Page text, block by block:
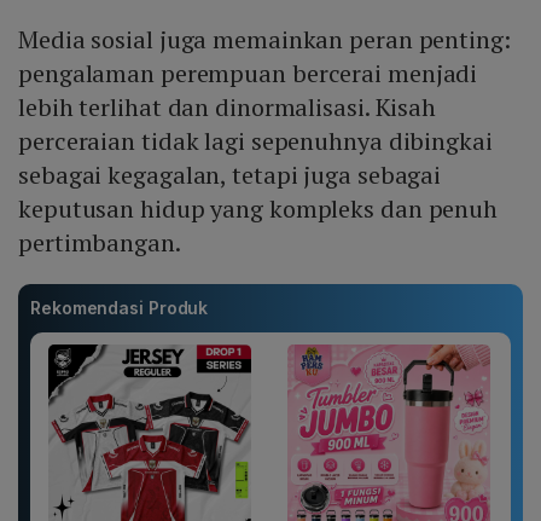
Media sosial juga memainkan peran penting:
pengalaman perempuan bercerai menjadi
lebih terlihat dan dinormalisasi. Kisah
perceraian tidak lagi sepenuhnya dibingkai
sebagai kegagalan, tetapi juga sebagai
keputusan hidup yang kompleks dan penuh
pertimbangan.
Rekomendasi Produk